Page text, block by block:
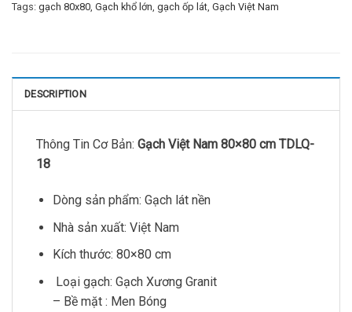
Tags: gạch 80x80, Gạch khổ lớn, gạch ốp lát, Gạch Việt Nam
DESCRIPTION
Thông Tin Cơ Bản: Gạch Việt Nam 80×80 cm TDLQ-
18
Dòng sản phẩm: Gạch lát nền
Nhà sản xuất: Việt Nam
Kích thước: 80×80 cm
Loại gạch: Gạch Xương Granit
– Bề mặt : Men Bóng